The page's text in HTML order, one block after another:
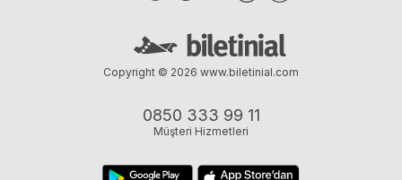
0850 333 99 11
Müşteri Hizmetleri
Copyright © 2026 www.biletinial.com